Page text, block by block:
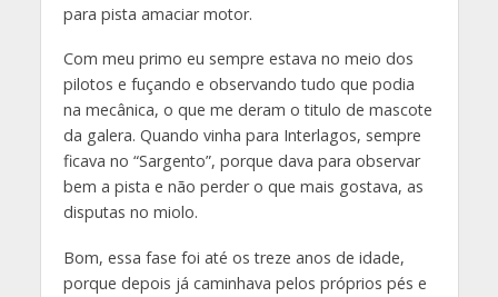
para pista amaciar motor.
Com meu primo eu sempre estava no meio dos
pilotos e fuçando e observando tudo que podia
na mecânica, o que me deram o titulo de mascote
da galera. Quando vinha para Interlagos, sempre
ficava no “Sargento”, porque dava para observar
bem a pista e não perder o que mais gostava, as
disputas no miolo.
Bom, essa fase foi até os treze anos de idade,
porque depois já caminhava pelos próprios pés e